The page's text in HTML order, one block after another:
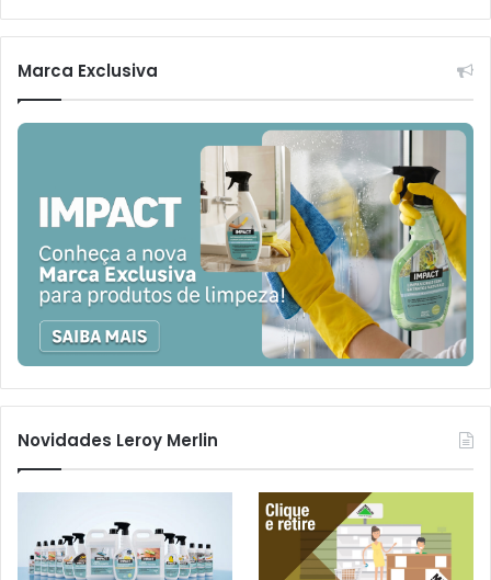
Marca Exclusiva
Novidades Leroy Merlin